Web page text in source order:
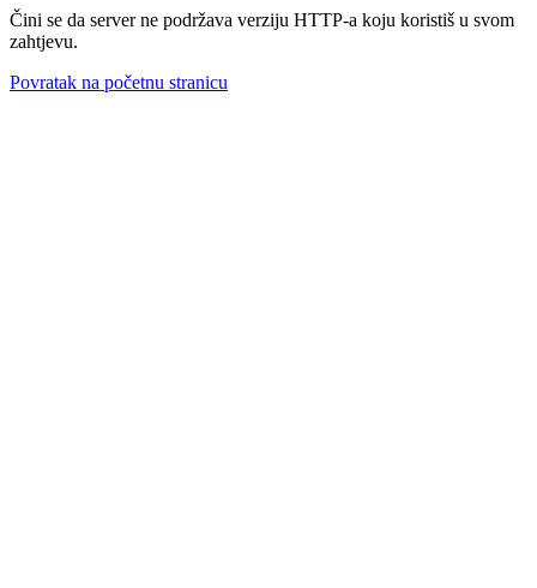
Čini se da server ne podržava verziju HTTP-a koju koristiš u svom
zahtjevu.
Povratak na početnu stranicu